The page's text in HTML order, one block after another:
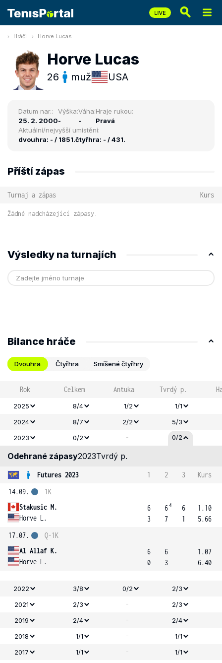
Hráči Horve Lucas
Horve Lucas
26 muž USA
Datum nar.:
25. 2. 2000
Výška:
-
Váha:
-
Hraje rukou:
Pravá
Aktuální/nejvyšší umístění:
dvouhra: - / 1851.čtyřhra: - / 431.
Příští zápas
Turnaj a zápas Kurs
Žádné nadcházející zápasy.
Výsledky na turnajích
Bilance hráče
Dvouhra Čtyřhra Smíšené čtyřhry
Rok Celkem Antuka Tvrdý p.
2025 8/4 1/2
1/1
2024
8/7 2/2
5/3
2023
0/2 - 0/2
Odehrané zápasy2023Tvrdý p.
Futures 2023 1 2 3
Kurs
14.09.
Stakusic M.
Horve L.
1K
6
3
64
7
6
1
1.10
5.66
17.07.
Al Allaf K.
Horve L.
Q-1K
6
0
6
3
1.07
6.40
2022 3/8 0/2
2/3
2021
2/3 -
2/3
2019
2/4 -
2/4
2018
1/1 -
1/1
2017
1/1 -
1/1